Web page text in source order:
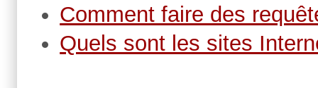
Comment faire des
Quels sont les sites